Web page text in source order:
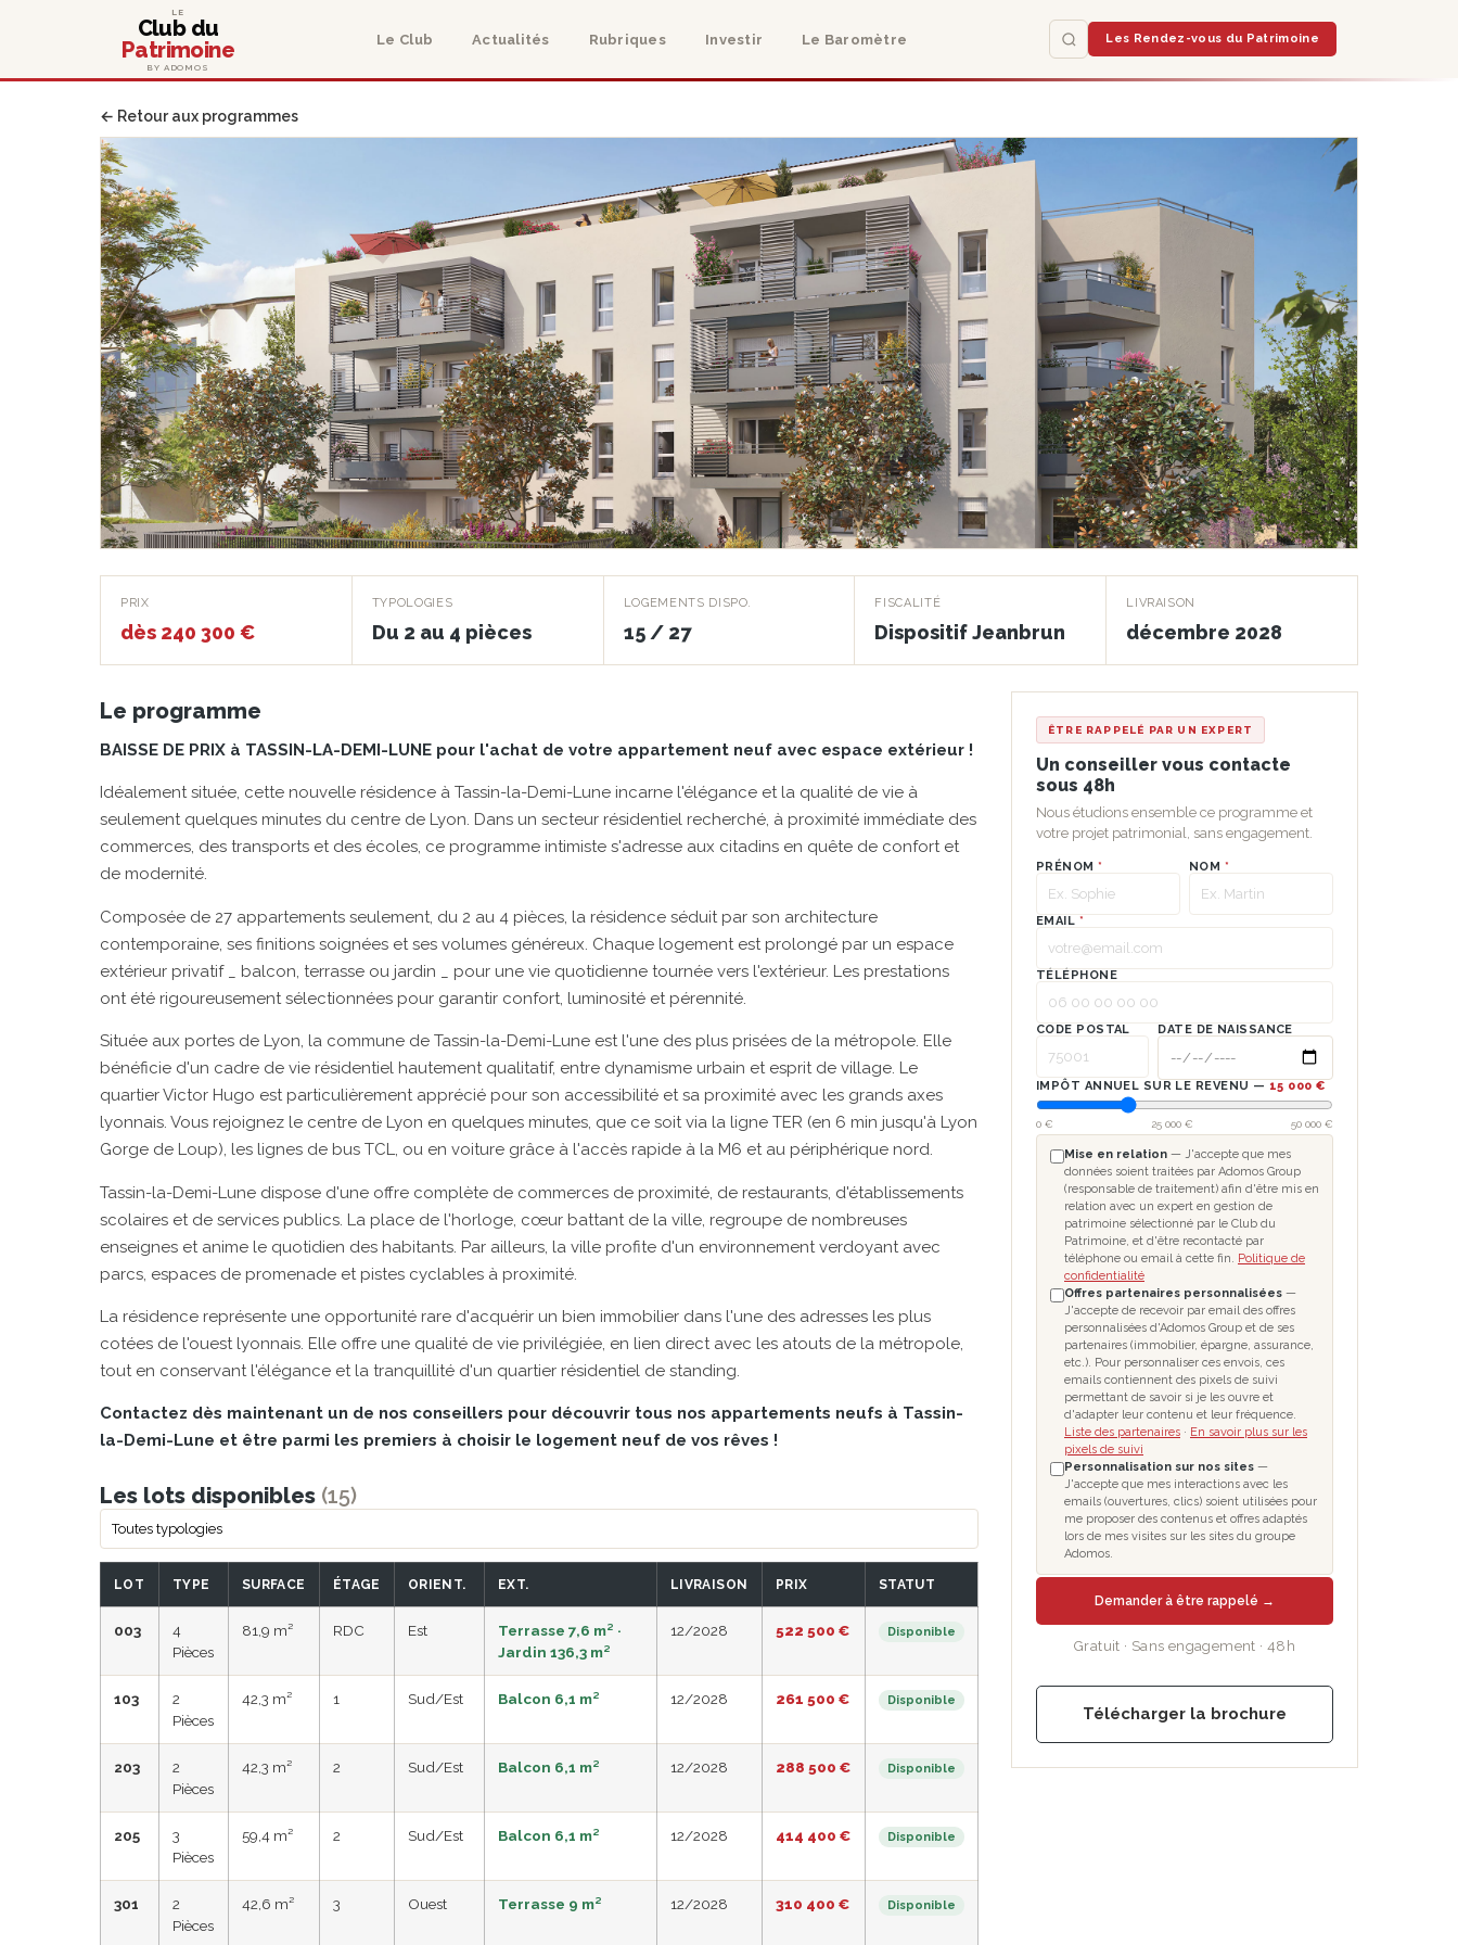
LE
Club du
Patrimoine
BY ADOMOS
Le Club Actualités Rubriques Investir Le Baromètre Les Rendez-vous du Patrimoine
← Retour aux programmes
Le Pavillon de l'Horloge
TASSIN-LA-DEMI-LUNE · 69160
PRIX
dès 240 300 €
TYPOLOGIES
Du 2 au 4 pièces
LOGEMENTS DISPO.
15 / 27
FISCALITÉ
Dispositif Jeanbrun
LIVRAISON
décembre 2028
Le programme
BAISSE DE PRIX à TASSIN-LA-DEMI-LUNE pour l'achat de votre appartement neuf avec espace extérieur !
Idéalement située, cette nouvelle résidence à Tassin-la-Demi-Lune incarne l'élégance et la qualité de vie à
seulement quelques minutes du centre de Lyon. Dans un secteur résidentiel recherché, à proximité immédiate des
commerces, des transports et des écoles, ce programme intimiste s'adresse aux citadins en quête de confort et
de modernité.
Composée de 27 appartements seulement, du 2 au 4 pièces, la résidence séduit par son architecture
contemporaine, ses finitions soignées et ses volumes généreux. Chaque logement est prolongé par un espace
extérieur privatif _ balcon, terrasse ou jardin _ pour une vie quotidienne tournée vers l'extérieur. Les prestations
ont été rigoureusement sélectionnées pour garantir confort, luminosité et pérennité.
Située aux portes de Lyon, la commune de Tassin-la-Demi-Lune est l'une des plus prisées de la métropole. Elle
bénéficie d'un cadre de vie résidentiel hautement qualitatif, entre dynamisme urbain et esprit de village. Le
quartier Victor Hugo est particulièrement apprécié pour son accessibilité et sa proximité avec les grands axes
lyonnais. Vous rejoignez le centre de Lyon en quelques minutes, que ce soit via la ligne TER (en 6 min jusqu'à Lyon
Gorge de Loup), les lignes de bus TCL, ou en voiture grâce à l'accès rapide à la M6 et au périphérique nord.
Tassin-la-Demi-Lune dispose d'une offre complète de commerces de proximité, de restaurants, d'établissements
scolaires et de services publics. La place de l'horloge, cœur battant de la ville, regroupe de nombreuses
enseignes et anime le quotidien des habitants. Par ailleurs, la ville profite d'un environnement verdoyant avec
parcs, espaces de promenade et pistes cyclables à proximité.
La résidence représente une opportunité rare d'acquérir un bien immobilier dans l'une des adresses les plus
cotées de l'ouest lyonnais. Elle offre une qualité de vie privilégiée, en lien direct avec les atouts de la métropole,
tout en conservant l'élégance et la tranquillité d'un quartier résidentiel de standing.
Contactez dès maintenant un de nos conseillers pour découvrir tous nos appartements neufs à Tassin-
la-Demi-Lune et être parmi les premiers à choisir le logement neuf de vos rêves !
Les lots disponibles (15)
LOT TYPE SURFACE ÉTAGE ORIENT. EXT. LIVRAISON PRIX STATUT
003
4
Pièces
81,9 m² RDC Est
Terrasse 7,6 m² ·
Jardin 136,3 m²
12/2028 522 500 € Disponible
103
2
Pièces
42,3 m² 1 Sud/Est Balcon 6,1 m² 12/2028 261 500 € Disponible
203
2
Pièces
42,3 m² 2 Sud/Est Balcon 6,1 m² 12/2028 288 500 € Disponible
205
3
Pièces
59,4 m² 2 Sud/Est Balcon 6,1 m² 12/2028 414 400 € Disponible
301
2
Pièces
42,6 m² 3 Ouest Terrasse 9 m² 12/2028 310 400 € Disponible
ÊTRE RAPPELÉ PAR UN EXPERT
Un conseiller vous contacte
sous 48h
Nous étudions ensemble ce programme et
votre projet patrimonial, sans engagement.
PRÉNOM* NOM *
EMAIL *
TÉLÉPHONE
CODE POSTAL DATE DE NAISSANCE
IMPÔT ANNUEL SUR LE REVENU — 15 000 €
0 € 25 000 € 50 000 €
Mise en relation — J'accepte que mes
données soient traitées par Adomos Group
(responsable de traitement) afin d'être mis en
relation avec un expert en gestion de
patrimoine sélectionné par le Club du
Patrimoine, et d'être recontacté par
téléphone ou email à cette fin. Politique de
confidentialité
Offres partenaires personnalisées —
J'accepte de recevoir par email des offres
personnalisées d'Adomos Group et de ses
partenaires (immobilier, épargne, assurance,
etc.). Pour personnaliser ces envois, ces
emails contiennent des pixels de suivi
permettant de savoir si je les ouvre et
d'adapter leur contenu et leur fréquence.
Liste des partenaires · En savoir plus sur les
pixels de suivi
Personnalisation sur nos sites —
J'accepte que mes interactions avec les
emails (ouvertures, clics) soient utilisées pour
me proposer des contenus et offres adaptés
lors de mes visites sur les sites du groupe
Adomos.
Demander à être rappelé →
Gratuit · Sans engagement · 48h
Télécharger la brochure